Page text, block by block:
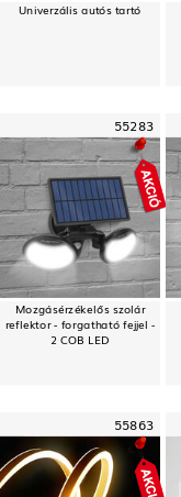
Univerzális autós tartó
55283
Mozgásérzékelős szolár
reflektor - forgatható fejjel -
2 COB LED
55863